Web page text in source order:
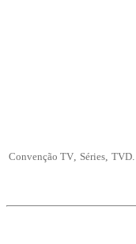
Convenção TV, Séries, TVD.